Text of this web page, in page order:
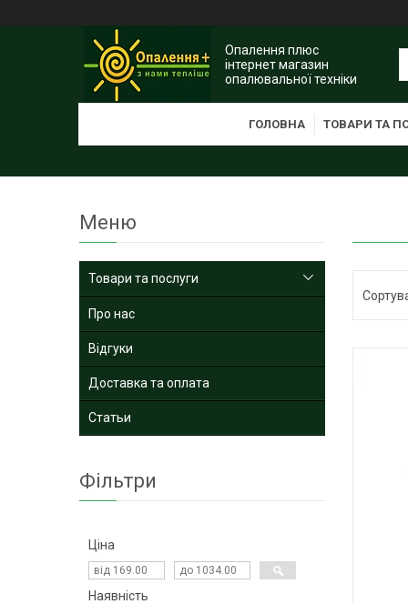
Опалення плюс
інтернет магазин
опалювальної техніки
ГОЛОВНА ТОВАРИ ТА
Товари та послуги
Про нас
Відгуки
Доставка та оплата
Статьи
Фільтри
Ціна
Наявність